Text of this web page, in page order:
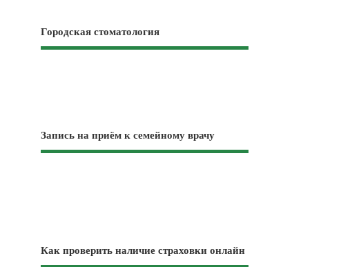
Городская стоматология
Запись на приём к семейному врачу
Как проверить наличие страховки онлайн